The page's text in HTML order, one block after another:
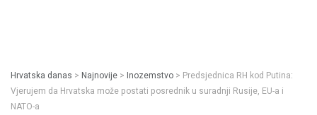
Hrvatska danas > Najnovije > Inozemstvo > Predsjednica RH kod Putina:
Vjerujem da Hrvatska može postati posrednik u suradnji Rusije, EU-a i
NATO-a